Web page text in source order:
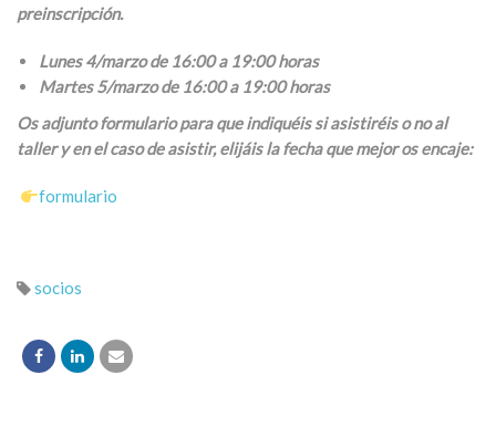
preinscripción.
Lunes 4/marzo de 16:00 a 19:00 horas
Martes 5/marzo de 16:00 a 19:00 horas
Os adjunto formulario para que indiquéis si asistiréis o no al
taller y en el caso de asistir, elijáis la fecha que mejor os encaje:
formulario
socios